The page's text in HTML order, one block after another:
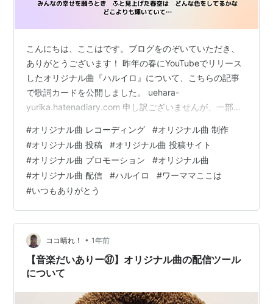
こんにちは、ここはです。ブログをのぞいていただき、
ありがとうございます！ 昨年の春にYouTubeでリリース
したオリジナル曲『ハルイロ』について、こちらの記事
で歌詞カードを公開しました。 uehara-
yurika.hatenadiary.com 申し訳ございませんが、一部誤
開します。 なお、音源は以下のリンクよりお聴きいただ
けます。 www.youtube.com 現在、また新しい楽曲を制
作中です。来年の春ごろにYouTubeにて公開予定ですの
で、ぜひ楽しみにしていただけましたら嬉しいです。 ラ
ンキング参加中音楽室 最後までお読みいただき、あ…
#オリジナル曲 レコーディング #オリジナル曲 制作
#オリジナル曲 投稿 #オリジナル曲 投稿サイト
#オリジナル曲 プロモーション #オリジナル曲
#オリジナル曲 配信 #ハルイロ #ワーママここは
#いつもありがとう
ココ晴れ！ • 1年前
【音楽だいありー㊲】オリジナル曲の配信ツール
について